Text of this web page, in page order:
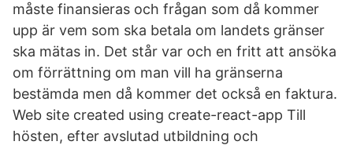
måste finansieras och frågan som då kommer
upp är vem som ska betala om landets gränser
ska mätas in. Det står var och en fritt att ansöka
om förrättning om man vill ha gränserna
bestämda men då kommer det också en faktura.
Web site created using create-react-app Till
hösten, efter avslutad utbildning och